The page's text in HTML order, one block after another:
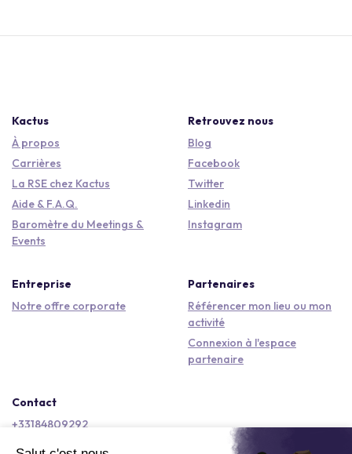
Kactus
À propos
Carrières
La RSE chez Kactus
Aide & F.A.Q.
Baromètre du Meetings &
Events
Retrouvez nous
Blog
Facebook
Twitter
Linkedin
Instagram
Entreprise
Notre offre corporate
Partenaires
Référencer mon lieu ou mon
activité
Connexion à l'espace
partenaire
Contact
+33184809292